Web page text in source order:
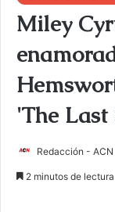
Miley
'The Last
Redacción - ACN
2 minutos de lectura